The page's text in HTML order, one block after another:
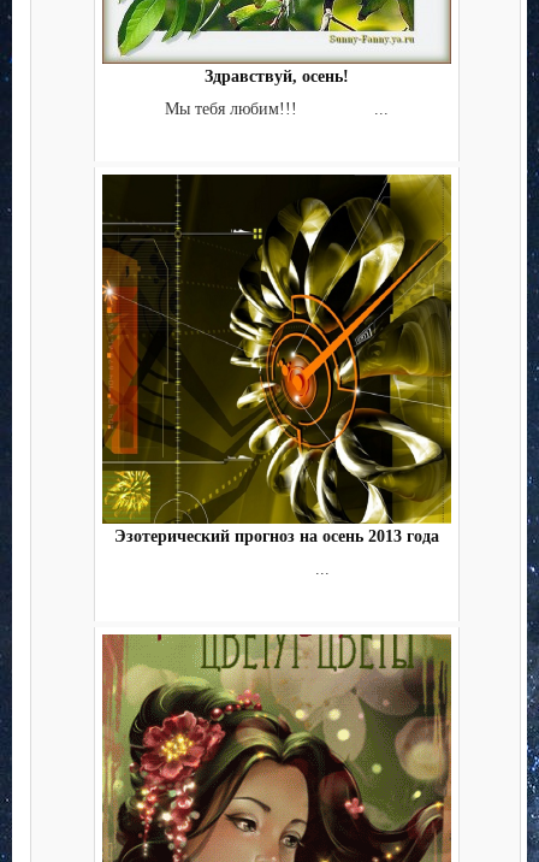
Здравствуй, осень!
Мы тебя любим!!! ...
Эзотерический прогноз на осень 2013 года